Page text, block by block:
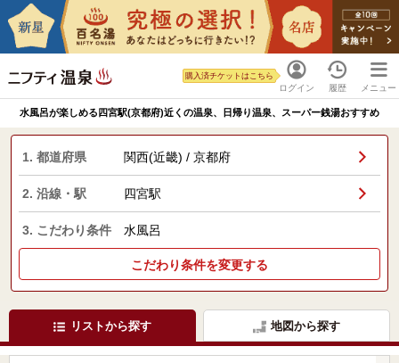
ログイン
購入済チケットはこちら
履歴 メニュー
水風呂が楽しめる四宮駅(京都府)近くの温泉、日帰り温泉、スーパー銭湯おすすめ
1. 都道府県 関西(近畿) / 京都府
2. 沿線・駅 四宮駅
3. こだわり条件 水風呂
こだわり条件を変更する
リストから探す 地図から探す